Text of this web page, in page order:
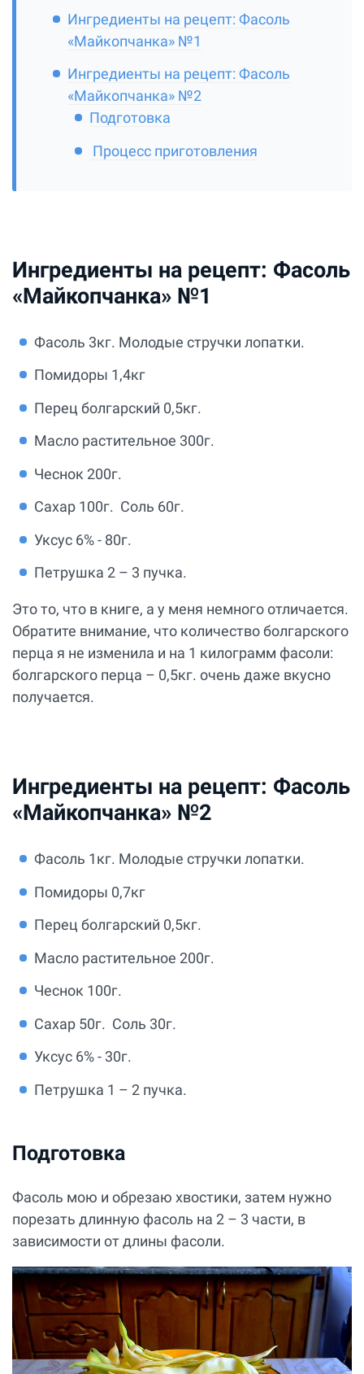
Ингредиенты на рецепт: Фасоль
«Майкопчанка» №1
Ингредиенты на рецепт: Фасоль
«Майкопчанка» №2
Подготовка
Процесс приготовления
Ингредиенты на рецепт: Фасоль
«Майкопчанка» №1
Фасоль 3кг. Молодые стручки лопатки.
Помидоры 1,4кг
Перец болгарский 0,5кг.
Масло растительное 300г.
Чеснок 200г.
Сахар 100г. Соль 60г.
Уксус 6% - 80г.
Петрушка 2 – 3 пучка.
Это то, что в книге, а у меня немного отличается.
Обратите внимание, что количество болгарского
перца я не изменила и на 1 килограмм фасоли:
болгарского перца – 0,5кг. очень даже вкусно
получается.
Ингредиенты на рецепт: Фасоль
«Майкопчанка» №2
Фасоль 1кг. Молодые стручки лопатки.
Помидоры 0,7кг
Перец болгарский 0,5кг.
Масло растительное 200г.
Чеснок 100г.
Сахар 50г. Соль 30г.
Уксус 6% - 30г.
Петрушка 1 – 2 пучка.
Подготовка
Фасоль мою и обрезаю хвостики, затем нужно
порезать длинную фасоль на 2 – 3 части, в
зависимости от длины фасоли.